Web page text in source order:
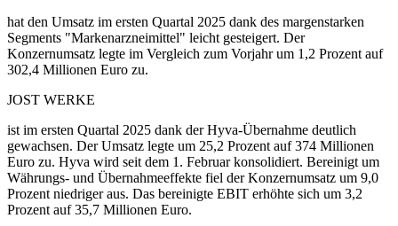
hat den Umsatz im ersten Quartal 2025 dank des margenstarken
Segments "Markenarzneimittel" leicht gesteigert. Der
Konzernumsatz legte im Vergleich zum Vorjahr um 1,2 Prozent auf
302,4 Millionen Euro zu.
JOST WERKE
ist im ersten Quartal 2025 dank der Hyva-Übernahme deutlich
gewachsen. Der Umsatz legte um 25,2 Prozent auf 374 Millionen
Euro zu. Hyva wird seit dem 1. Februar konsolidiert. Bereinigt um
Währungs- und Übernahmeeffekte fiel der Konzernumsatz um 9,0
Prozent niedriger aus. Das bereinigte EBIT erhöhte sich um 3,2
Prozent auf 35,7 Millionen Euro.